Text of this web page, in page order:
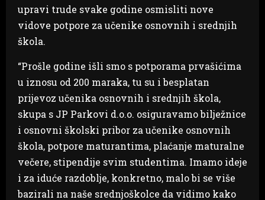
upravi trude svake godine osmisliti nove
vidove potpore za učenike osnovnih i srednjih
škola.
“Prošle godine išli smo s potporama prvašićima
u iznosu od 200 maraka, tu su i besplatan
prijevoz učenika osnovnih i srednjih škola,
skupa s JP Parkovi d.o.o. osiguravamo bilježnice
i osnovni školski pribor za učenike osnovnih
škola, potpore maturantima, plaćanje maturalne
večere, stipendije svim studentima. Imamo ideje
i za iduće razdoblje, konkretno, malo bi se više
bazirali na naše srednjoškolce da vidimo kako